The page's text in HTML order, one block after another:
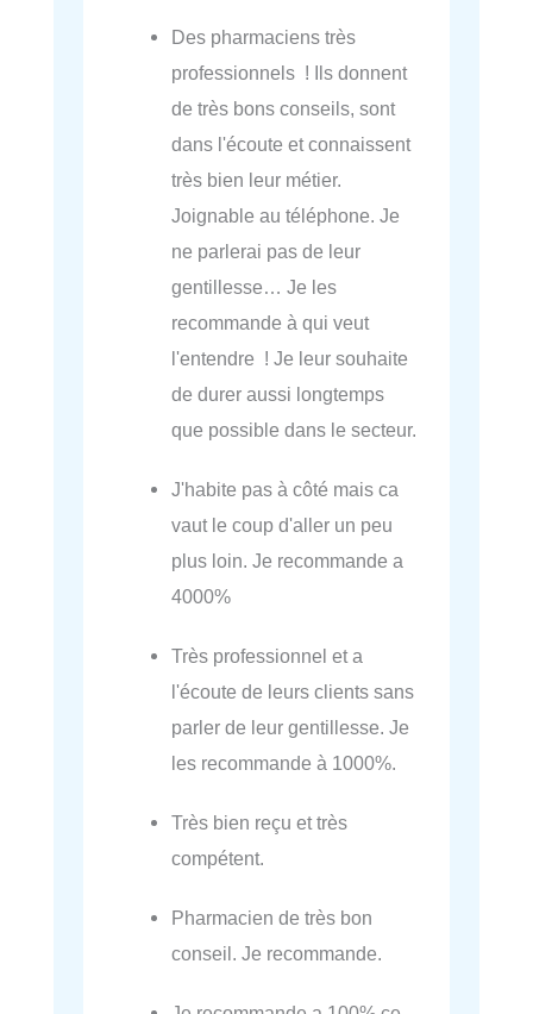
Des pharmaciens très
professionnels ! Ils donnent
de très bons conseils, sont
dans l'écoute et connaissent
très bien leur métier.
Joignable au téléphone. Je
ne parlerai pas de leur
gentillesse… Je les
recommande à qui veut
l'entendre ! Je leur souhaite
de durer aussi longtemps
que possible dans le secteur.
J'habite pas à côté mais ca
vaut le coup d'aller un peu
plus loin. Je recommande a
4000%
Très professionnel et a
l'écoute de leurs clients sans
parler de leur gentillesse. Je
les recommande à 1000%.
Très bien reçu et très
compétent.
Pharmacien de très bon
conseil. Je recommande.